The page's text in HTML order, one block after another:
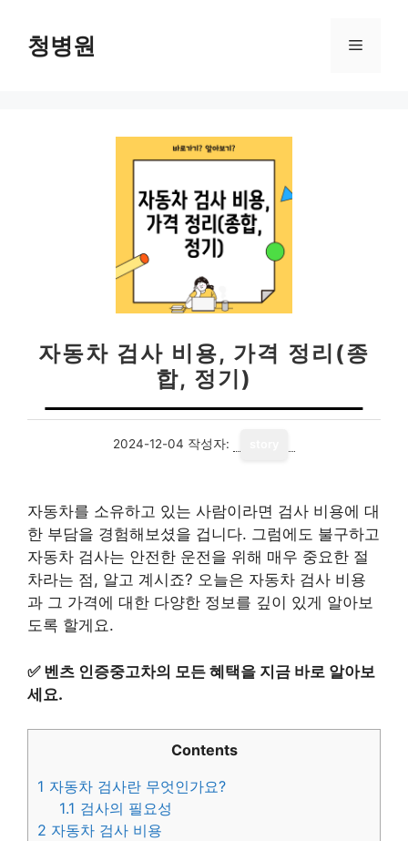
청병원 메
자동차 검사 비용, 가격 정리(종
합, 정기)
2024-12-04 작성자:
자동차를 소유하고 있는 사람이라면 검사 비용에 대
한 부담을 경험해보셨을 겁니다. 그럼에도 불구하고
자동차 검사는 안전한 운전을 위해 매우 중요한 절
차라는 점, 알고 계시죠? 오늘은 자동차 검사 비용
과 그 가격에 대한 다양한 정보를 깊이 있게 알아보
도록 할게요.
✅ 벤츠 인증중고차의 모든 혜택을 지금 바로 알아보
세요.
Contents
1 자동차 검사란 무엇인가요?
1.1 검사의 필요성
2 자동차 검사 비용